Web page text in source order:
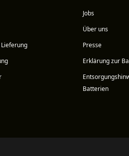
Jobs
Über uns
Presse
Erklärung zur
Batterien